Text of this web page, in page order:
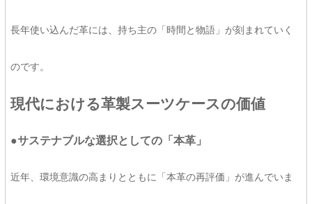
長年使い込んだ革には、持ち主の「時間と物語」が刻まれていく
のです。
現代における革製スーツケースの価値
●サステナブルな選択としての「本革」
近年、環境意識の高まりとともに「本革の再評価」が進んでいま